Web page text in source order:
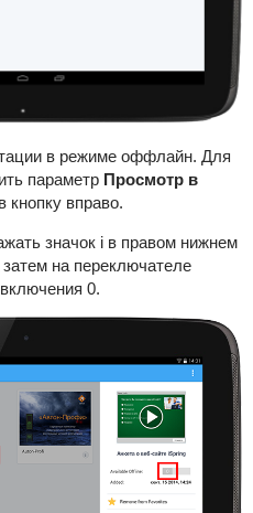
в режиме оффлайн. Для
параметр Просмотр в
кнопку вправо.
значок i в правом нижнем
затем на переключателе
0.